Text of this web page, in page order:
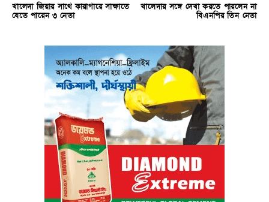
খালেদা জিয়ার সাথে কারাগারে সাক্ষাতে
যেতে পারেন ৩ নেতা
খালেদার সঙ্গে দেখা করতে পারলেন না
বিএনপির তিন নেতা